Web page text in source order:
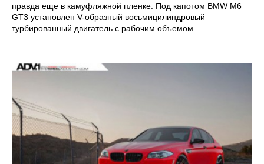
правда еще в камуфляжной пленке. Под капотом BMW M6
GT3 установлен V-образный восьмицилиндровый
турбированный двигатель с рабочим объемом...